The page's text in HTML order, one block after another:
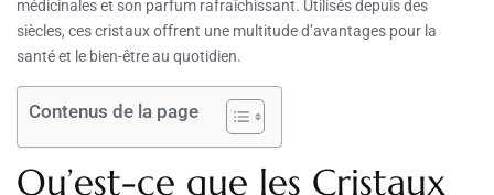
médicinales et son parfum rafraîchissant. Utilisés depuis des
siècles, ces cristaux offrent une multitude d’avantages pour la
santé et le bien-être au quotidien.
Contenus de la page
Qu’est-ce que les Cristaux